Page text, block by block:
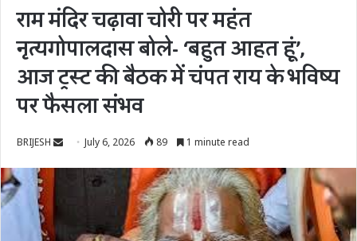
राम मंदिर चढ़ावा चोरी पर महंत
नृत्यगोपालदास बोले- ‘बहुत आहत हूं’,
आज ट्रस्ट की बैठक में चंपत राय के भविष्य
पर फैसला संभव
BRIJESH
SendJuly 6, 2026 89 1 minute read